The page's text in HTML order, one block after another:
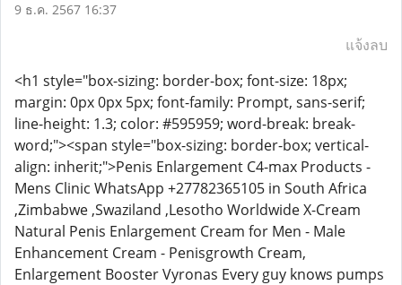
9 ธ.ค. 2567 16:37
แจ้งลบ
<h1 style="box-sizing: border-box; font-size: 18px;
margin: 0px 0px 5px; font-family: Prompt, sans-serif;
line-height: 1.3; color: #595959; word-break: break-
word;"><span style="box-sizing: border-box; vertical-
align: inherit;">Penis Enlargement C4-max Products -
Mens Clinic WhatsApp +27782365105 in South Africa
,Zimbabwe ,Swaziland ,Lesotho Worldwide X-Cream
Natural Penis Enlargement Cream for Men - Male
Enhancement Cream - Penisgrowth Cream,
Enlargement Booster Vyronas Every guy knows pumps